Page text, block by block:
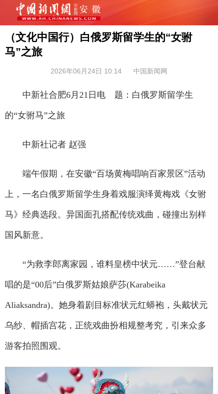
（文化中国行）白俄罗斯留学生的“女驸
马”之旅
2026年06月24日 10:14 中国新闻网
中新社合肥6月21日电 题：白俄罗斯留学生
的“女驸马”之旅
中新社记者 赵强
端午假期，在安徽“百场黄梅唱响百家景区”活动
上，一名白俄罗斯留学生身着戏服演绎黄梅戏《女驸
马》经典选段。异国面孔搭配传统戏曲，碰撞出别样
国风新意。
“为救李郎离家园，谁料皇榜中状元……”登台献
唱的是“00后”白俄罗斯姑娘萨莎(Karabeika
Aliaksandra)。她身着剧目标准状元红蟒袍，头戴状元
乌纱、帽插宫花，正统戏曲扮相规整考究，引来众多
游客拍照围观。